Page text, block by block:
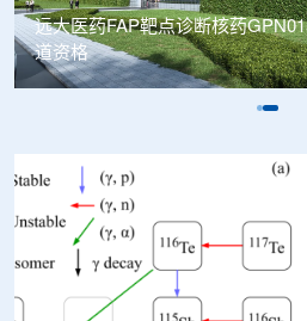
远大医药FAP靶点诊断核药
道资格